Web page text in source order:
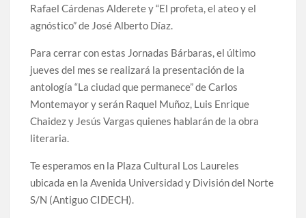
Rafael Cárdenas Alderete y “El profeta, el ateo y el
agnóstico” de José Alberto Díaz.
Para cerrar con estas Jornadas Bárbaras, el último
jueves del mes se realizará la presentación de la
antología “La ciudad que permanece” de Carlos
Montemayor y serán Raquel Muñoz, Luis Enrique
Chaidez y Jesús Vargas quienes hablarán de la obra
literaria.
Te esperamos en la Plaza Cultural Los Laureles
ubicada en la Avenida Universidad y División del Norte
S/N (Antiguo CIDECH).